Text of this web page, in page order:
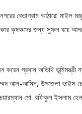
বেতাগ্রাম আঠারো মাইল
কৃষকদের জন্য সুফল বয়ে
প্রধান অতিথি ভূমিমন্ত্রী
আল-আমিন, উপজেলা ভাইস
মো. রফিকুল ইসলাম